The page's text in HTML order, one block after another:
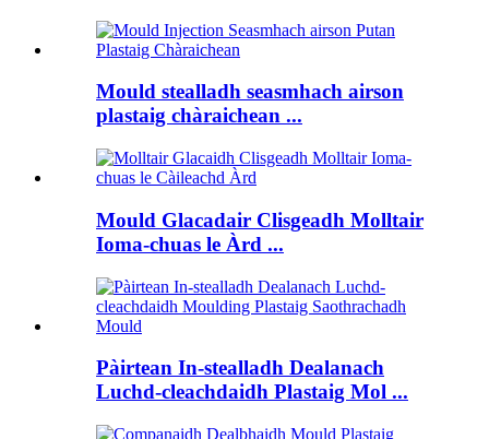
Mould stealladh seasmhach airson
plastaig chàraichean ...
Mould Glacadair Clisgeadh Molltair
Ioma-chuas le Àrd ...
Pàirtean In-stealladh Dealanach
Luchd-cleachdaidh Plastaig Mol ...